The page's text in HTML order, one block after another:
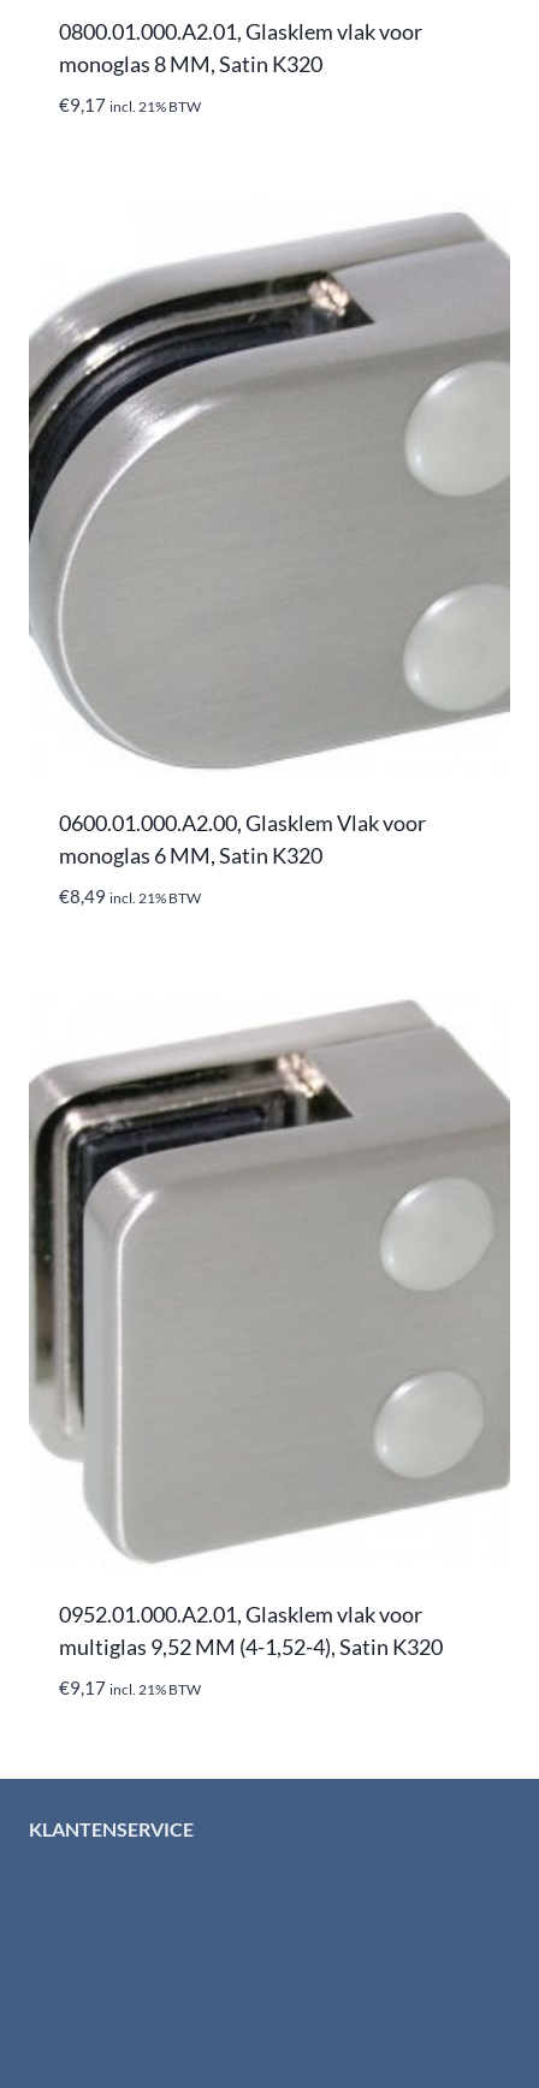
0800.01.000.A2.01, Glasklem vlak voor
monoglas 8 MM, Satin K320
€9,17 incl. 21% BTW
0600.01.000.A2.00, Glasklem Vlak voor
monoglas 6 MM, Satin K320
€8,49 incl. 21% BTW
0952.01.000.A2.01, Glasklem vlak voor
multiglas 9,52 MM (4-1,52-4), Satin K320
€9,17 incl. 21% BTW
KLANTENSERVICE